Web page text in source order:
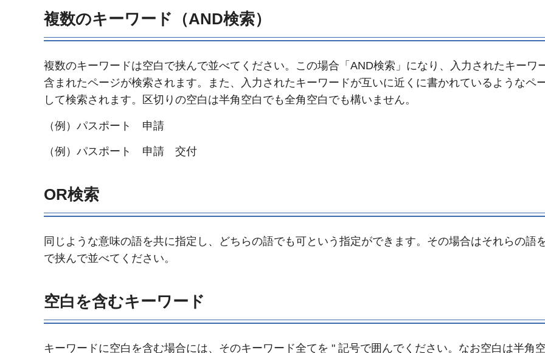
複数のキーワード（AND検索）
複数のキーワードは空白で挟んで並べてください。この場合「AND検索」になり、入力されたキーワ
含まれたページが検索されます。また、入力されたキーワードが互いに近くに書かれているようなペ
して検索されます。区切りの空白は半角空白でも全角空白でも構いません。
（例）パスポート 申請
（例）パスポート 申請 交付
OR検索
同じような意味の語を共に指定し、どちらの語でも可という指定ができます。その場合はそれらの語
で挟んで並べてください。
空白を含むキーワード
キーワードに空白を含む場合には、そのキーワード全てを " 記号で囲んでください。なお空白は半角